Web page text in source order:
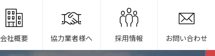
会社概要 協力業者様へ 採用情報 お問い合わせ